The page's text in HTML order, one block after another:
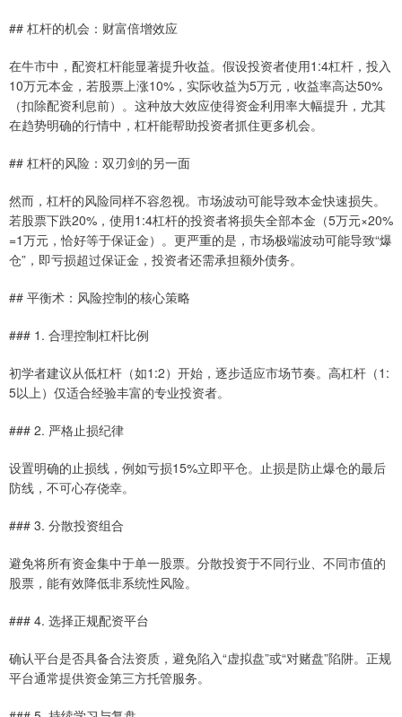
## 杠杆的机会：财富倍增效应
在牛市中，配资杠杆能显著提升收益。假设投资者使用1:4杠杆，投入
10万元本金，若股票上涨10%，实际收益为5万元，收益率高达50%
（扣除配资利息前）。这种放大效应使得资金利用率大幅提升，尤其
在趋势明确的行情中，杠杆能帮助投资者抓住更多机会。
## 杠杆的风险：双刃剑的另一面
然而，杠杆的风险同样不容忽视。市场波动可能导致本金快速损失。
若股票下跌20%，使用1:4杠杆的投资者将损失全部本金（5万元×20%
=1万元，恰好等于保证金）。更严重的是，市场极端波动可能导致“爆
仓”，即亏损超过保证金，投资者还需承担额外债务。
## 平衡术：风险控制的核心策略
### 1. 合理控制杠杆比例
初学者建议从低杠杆（如1:2）开始，逐步适应市场节奏。高杠杆（1:
5以上）仅适合经验丰富的专业投资者。
### 2. 严格止损纪律
设置明确的止损线，例如亏损15%立即平仓。止损是防止爆仓的最后
防线，不可心存侥幸。
### 3. 分散投资组合
避免将所有资金集中于单一股票。分散投资于不同行业、不同市值的
股票，能有效降低非系统性风险。
### 4. 选择正规配资平台
确认平台是否具备合法资质，避免陷入“虚拟盘”或“对赌盘”陷阱。正规
平台通常提供资金第三方托管服务。